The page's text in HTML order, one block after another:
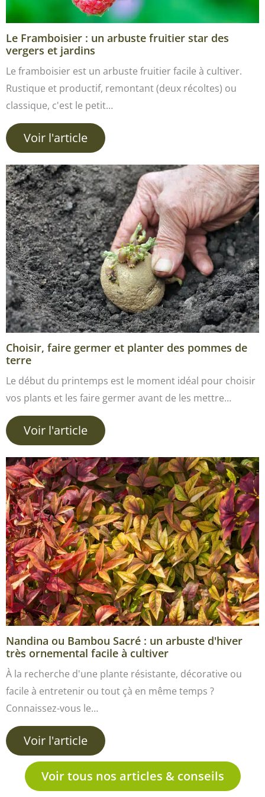
Le Framboisier : un arbuste fruitier star des
vergers et jardins
Le framboisier est un arbuste fruitier facile à cultiver.
Rustique et productif, remontant (deux récoltes) ou
classique, c'est le petit…
Voir l'article
Choisir, faire germer et planter des pommes de
terre
Le début du printemps est le moment idéal pour choisir
vos plants et les faire germer avant de les mettre…
Voir l'article
Nandina ou Bambou Sacré : un arbuste d'hiver
très ornemental facile à cultiver
À la recherche d'une plante résistante, décorative ou
facile à entretenir ou tout çà en même temps ?
Connaissez-vous le…
Voir l'article
Voir tous nos articles & conseils